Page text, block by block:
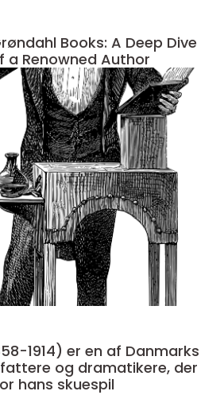
Books: A Deep Dive
a Renowned Author
1914) er en af Danmarks
og dramatikere, der
hans skuespil